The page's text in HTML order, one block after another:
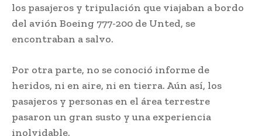
los pasajeros y tripulación que viajaban a bordo
del avión Boeing 777-200 de Unted, se
encontraban a salvo.
Por otra parte, no se conoció informe de
heridos, ni en aire, ni en tierra. Aún así, los
pasajeros y personas en el área terrestre
pasaron un gran susto y una experiencia
inolvidable.